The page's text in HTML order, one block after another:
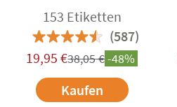
153 Etiketten
(587)
19,95 €38,05€-48%
Kaufen